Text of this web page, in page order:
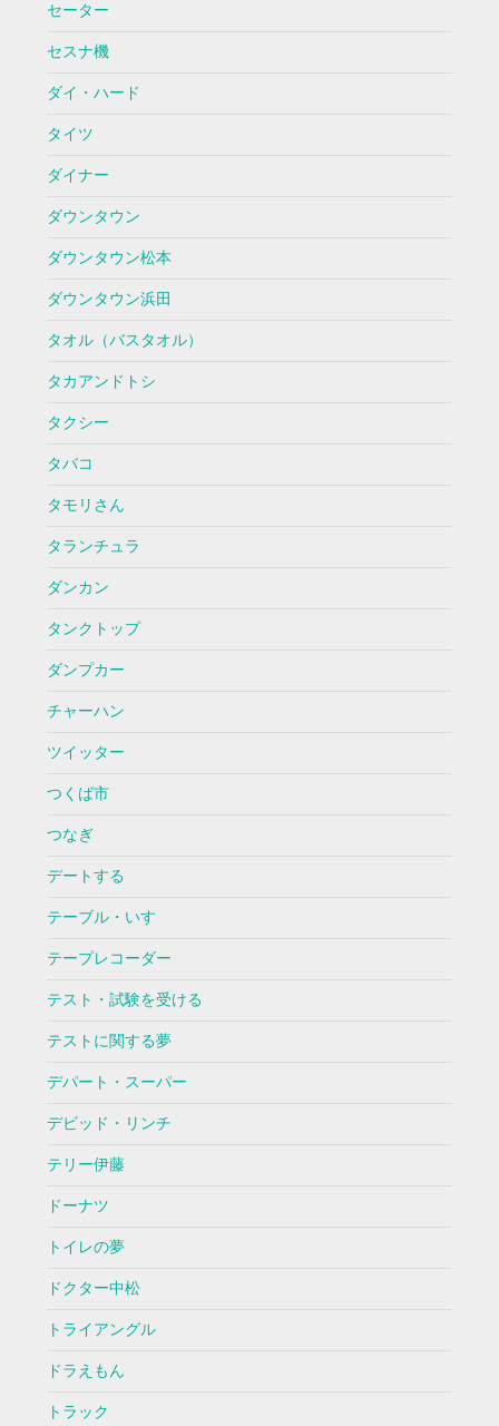
セーター
セスナ機
ダイ・ハード
タイツ
ダイナー
ダウンタウン
ダウンタウン松本
ダウンタウン浜田
タオル（バスタオル）
タカアンドトシ
タクシー
タバコ
タモリさん
タランチュラ
ダンカン
タンクトップ
ダンプカー
チャーハン
ツイッター
つくば市
つなぎ
デートする
テーブル・いす
テープレコーダー
テスト・試験を受ける
テストに関する夢
デパート・スーパー
デビッド・リンチ
テリー伊藤
ドーナツ
トイレの夢
ドクター中松
トライアングル
ドラえもん
トラック